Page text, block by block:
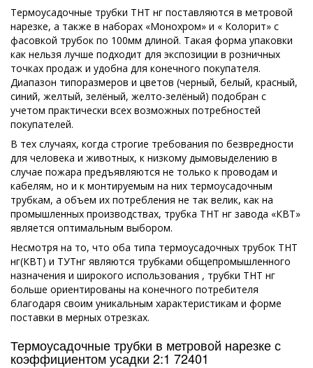
Термоусадочные трубки ТНТ нг поставляются в метровой
нарезке, а также в наборах «Монохром» и « Колорит» с
фасовкой трубок по 100мм длиной. Такая форма упаковки
как нельзя лучше подходит для экспозиции в розничных
точках продаж и удобна для конечного покупателя.
Диапазон типоразмеров и цветов (черный, белый, красный,
синий, желтый, зелёный, желто-зелёный) подобран с
учетом практически всех возможных потребностей
покупателей.
В тех случаях, когда строгие требования по безвредности
для человека и животных, к низкому дымовыделению в
случае пожара предъявляются не только к проводам и
кабелям, но и к монтируемым на них термоусадочным
трубкам, а объем их потребления не так велик, как на
промышленных производствах, трубка ТНТ нг завода «КВТ»
является оптимальным выбором.
Несмотря на то, что оба типа термоусадочных трубок ТНТ
нг(КВТ) и ТУТнг являются трубками общепромышленного
назначения и широкого использования , трубки ТНТ нг
больше ориентированы на конечного потребителя
благодаря своим уникальным характеристикам и форме
поставки в мерных отрезках.
Термоусадочные трубки в метровой нарезке с
коэффициентом усадки 2:1 72401